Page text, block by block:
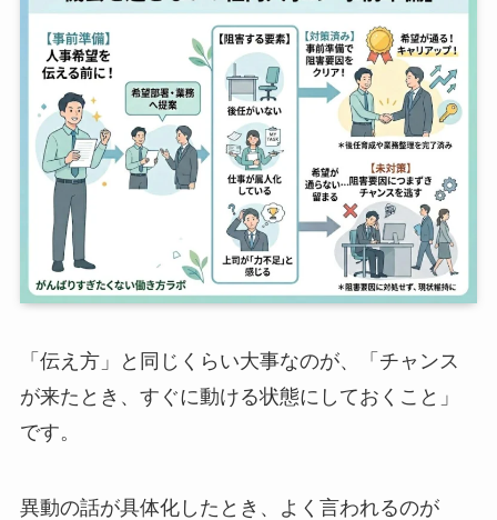
「伝え方」と同じくらい大事なのが、「チャンス
が来たとき、すぐに動ける状態にしておくこと」
です。
異動の話が具体化したとき、よく言われるのが